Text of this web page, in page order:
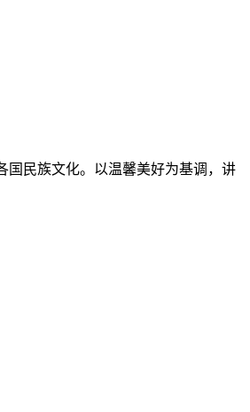
国民族文化。以温馨美好为基调，讲